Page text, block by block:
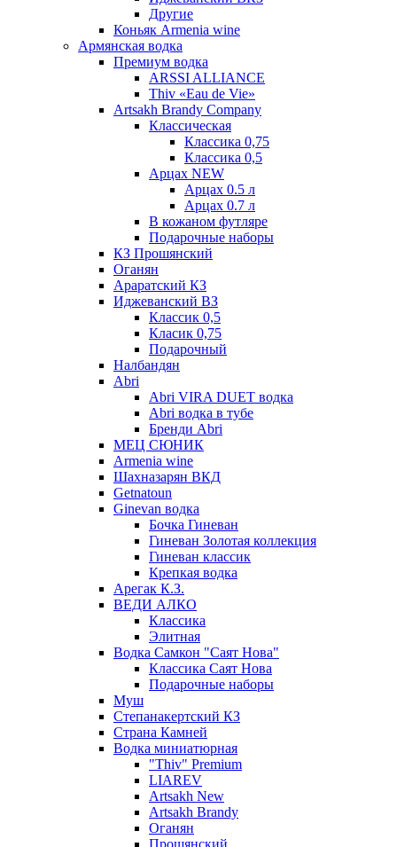
Другие
Коньяк Armenia wine
Армянская водка
Премиум водка
ARSSI ALLIANCE
Thiv «Eau de Vie»
Artsakh Brandy Company
Классическая
Классика 0,75
Классика 0,5
Арцах NEW
Арцах 0.5 л
Арцах 0.7 л
В кожаном футляре
Подарочные наборы
КЗ Прошянский
Оганян
Араратский КЗ
Иджеванский ВЗ
Классик 0,5
Класик 0,75
Подарочный
Налбандян
Abri
Abri VIRA DUET водка
Abri водка в тубе
Бренди Abri
МЕЦ СЮНИК
Armenia wine
Шахназарян ВКД
Getnatoun
Ginevan водка
Бочка Гиневан
Гиневан Золотая коллекция
Гиневан классик
Крепкая водка
Арегак К.З.
ВЕДИ АЛКО
Классика
Элитная
Водка Самкон "Саят Нова"
Классика Саят Нова
Подарочные наборы
Муш
Степанакертский КЗ
Страна Камней
Водка миниатюрная
"Thiv" Premium
LIAREV
Artsakh New
Artsakh Brandy
Оганян
Прошянский